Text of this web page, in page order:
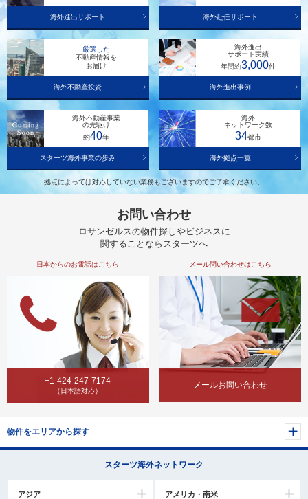
海外進出サポート 海外赴任サポート
厳選した
不動産情報を
お届け
海外不動産投資
海外進出
サポート実績
年間約3,000件
海外進出事例
海外不動産事業
の先駆け
約40年
スターツ海外事業の歩み
海外
ネットワーク数
34都市
海外拠点一覧
拠点によっては対応していない業務もございますのでご了承ください。
お問い合わせ
ロサンゼルスの物件探しやビジネスに
関することならスターツへ
日本からのお電話はこちら
+1-424-247-7174
（日本語対応）
メール問い合わせはこちら
メールお問い合わせ
物件をエリアから探す
スターツ海外ネットワーク
アジア アメリカ・南米